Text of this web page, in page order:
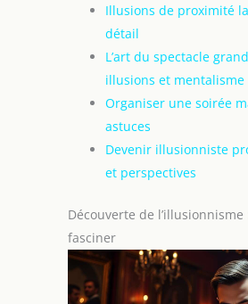
Illusions de proximité
détail
L’art du spectacle
illusions et mentalisme
Organiser une soirée
astuces
Devenir illusionniste
et perspectives
Découverte de
fasciner